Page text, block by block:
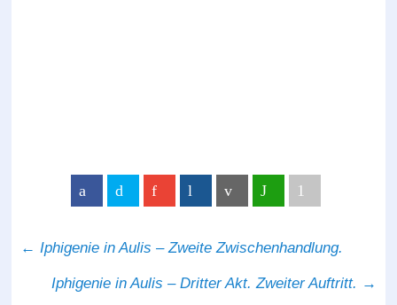
Post navigation
← Iphigenie in Aulis – Zweite Zwischenhandlung.
Iphigenie in Aulis – Dritter Akt. Zweiter Auftritt. →